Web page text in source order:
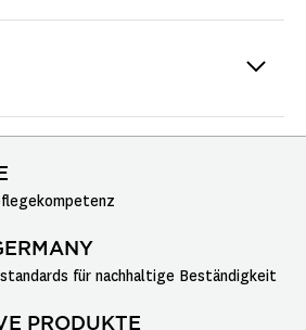
für nachhaltige Beständigkeit
PRODUKTE